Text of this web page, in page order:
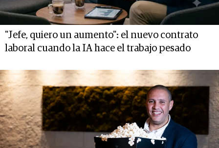
"Jefe, quiero un aumento": el nuevo contrato
laboral cuando la IA hace el trabajo pesado